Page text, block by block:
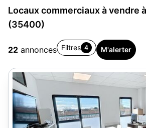
Locaux commerciaux à vendre
(35400)
22 annonces Filtres 4 M'alerter